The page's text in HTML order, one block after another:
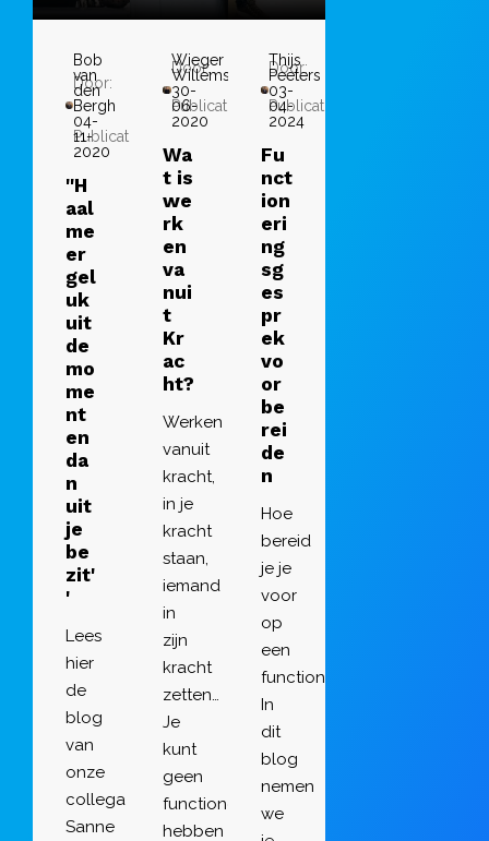
Door:
Bob
van
den
Bergh
Publicatie:
04-
11-
2020
''H
aal
me
er
gel
uk
uit
de
mo
me
nt
en
da
n
uit
je
be
zit'
'
Lees
hier
de
blog
van
onze
collega
Sanne
Door:
Wieger
Willems
Publicatie:
30-
06-
2020
Wa
t is
we
rk
en
va
nui
t
Kr
ac
ht?
Werken
vanuit
kracht,
in je
kracht
staan,
iemand
in
zijn
kracht
zetten…
Je
kunt
geen
functioneringsgesprek
hebben
Door:
Thijs
Peeters
Publicatie:
03-
04-
2024
Fu
nct
ion
eri
ng
sg
es
pr
ek
vo
or
be
rei
de
n
Hoe
bereid
je je
voor
op
een
functioneringsgesprek?
In
dit
blog
nemen
we